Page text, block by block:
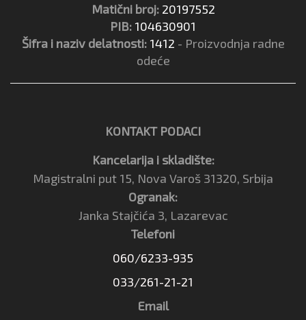
Matični broj: 20197552
PIB: 104630901
Šifra i naziv delatnosti: 1412 - Proizvodnja radne
odeće
KONTAKT PODACI
Kancelarija i skladište:
Magistralni put 15, Nova Varoš 31320, Srbija
Ogranak:
Janka Stajčića 3, Lazarevac
Telefoni
060/6233-935
033/261-21-21
Email